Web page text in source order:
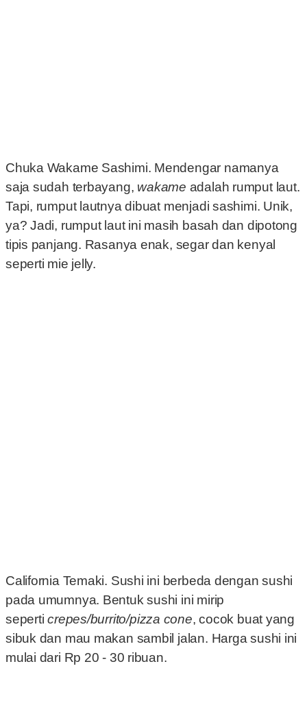
Chuka Wakame Sashimi. Mendengar namanya
saja sudah terbayang, wakame adalah rumput laut.
Tapi, rumput lautnya dibuat menjadi sashimi. Unik,
ya? Jadi, rumput laut ini masih basah dan dipotong
tipis panjang. Rasanya enak, segar dan kenyal
seperti mie jelly.
California Temaki. Sushi ini berbeda dengan sushi
pada umumnya. Bentuk sushi ini mirip
seperticrepes/burrito/pizza cone, cocok buat yang
sibuk dan mau makan sambil jalan. Harga sushi ini
mulai dari Rp 20 - 30 ribuan.